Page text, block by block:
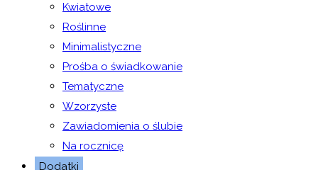
Kwiatowe
Roślinne
Minimalistyczne
Prośba o świadkowanie
Tematyczne
Wzorzyste
Zawiadomienia o ślubie
Na rocznicę
Dodatki